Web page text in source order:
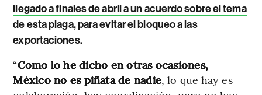
llegado a finales de abril a un acuerdo sobre el tema
de esta plaga, para evitar el bloqueo a las
exportaciones.
“Como lo he dicho en otras ocasiones,
México no es piñata de nadie, lo que hay es